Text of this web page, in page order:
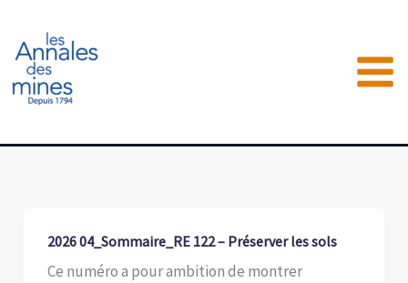
contenu
2026 04_Sommaire_RE 122 – Préserver les sols
Ce numéro a pour ambition de montrer